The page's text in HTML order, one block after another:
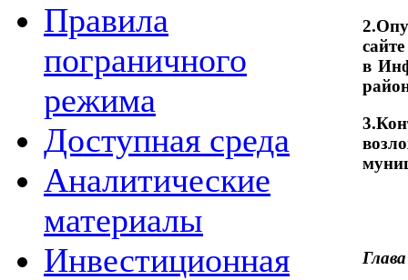
Правила
пограничного
режима
Доступная среда
Аналитические
материалы
Инвестиционная
в